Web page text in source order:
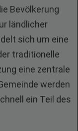
Bevölkerung
ländlicher
sich um eine
traditionelle
eine zentrale
werden
ein Teil des